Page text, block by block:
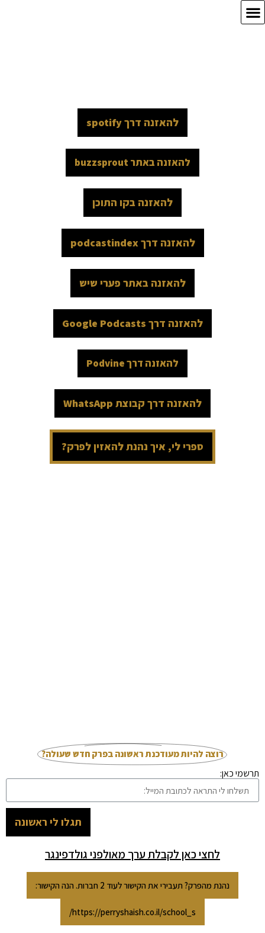
להאזנה דרך spotify
להאזנה באתר buzzsprout
להאזנה בקו התוכן
להאזנה דרך podcastindex
להאזנה באתר פערי שיש
להאזנה דרך Google Podcasts
להאזנה דרך Podvine
להאזנה דרך קבוצת WhatsApp
ספרי לי, איך נהנת להאזין לפרק?
רוצה להיות מעודכנת ראשונה בפרק חדש שעולה?​
תרשמי כאן:
תגלו לי ראשונה
לחצי כאן לקבלת ערך מאולפני גולדפינגר
נהנת מהפרק? תעבירי את הקישור לעוד 2 חברות. הנה הקישור:
https://perryshaish.co.il/school_s/